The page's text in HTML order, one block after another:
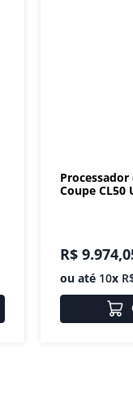
Coupe CL50
R$ 9.974,
ou até 10x